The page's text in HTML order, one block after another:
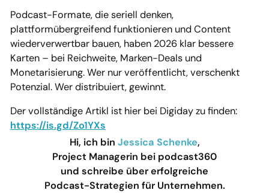
Podcast-Formate, die seriell denken,
plattformübergreifend funktionieren und Content
wiederverwertbar bauen, haben 2026 klar bessere
Karten – bei Reichweite, Marken-Deals und
Monetarisierung. Wer nur veröffentlicht, verschenkt
Potenzial. Wer distribuiert, gewinnt.
Der vollständige Artikl ist hier bei Digiday zu finden:
https://is.gd/Zo1YXs
Hi, ich bin Jessica Schenke,
Project Managerin bei podcast360
und schreibe über erfolgreiche
Podcast-Strategien für Unternehmen.